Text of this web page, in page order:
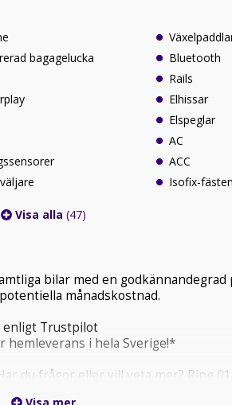
bagagelucka
Bluetooth
Rails
Elhissar
Elspeglar
AC
ACC
Isofix-fästen
Visa alla(47)
bilar med en godkännandegrad
månadskostnad.
enligt Trustpilot
hemleverans i hela Sverige!*
du frågor eller vill veta mer? Ring